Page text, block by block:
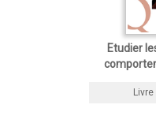
Etudier